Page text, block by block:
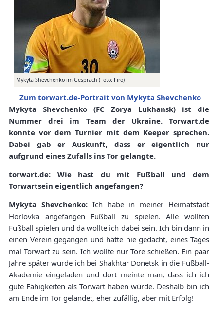
Mykyta Shevchenko im Gespräch (Foto: Firo)
Zum torwart.de-Portrait von Mykyta Shevchenko
Mykyta Shevchenko (FC Zorya Lukhansk) ist die
Nummer drei im Team der Ukraine. Torwart.de
konnte vor dem Turnier mit dem Keeper sprechen.
Dabei gab er Auskunft, dass er eigentlich nur
aufgrund eines Zufalls ins Tor gelangte.
torwart.de: Wie hast du mit Fußball und dem
Torwartsein eigentlich angefangen?
Mykyta Shevchenko:Ich habe in meiner Heimatstadt
Horlovka angefangen Fußball zu spielen. Alle wollten
Fußball spielen und da wollte ich dabei sein. Ich bin dann in
einen Verein gegangen und hätte nie gedacht, eines Tages
mal Torwart zu sein. Ich wollte nur Tore schießen. Ein paar
Jahre später wurde ich bei Shakhtar Donetsk in die Fußball-
Akademie eingeladen und dort meinte man, dass ich ich
gute Fähigkeiten als Torwart haben würde. Deshalb bin ich
am Ende im Tor gelandet, eher zufällig, aber mit Erfolg!